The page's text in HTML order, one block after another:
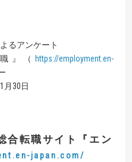
るアンケート
』（
https://employment.en-
月30日
合転職サイト
『エン
japan.com/